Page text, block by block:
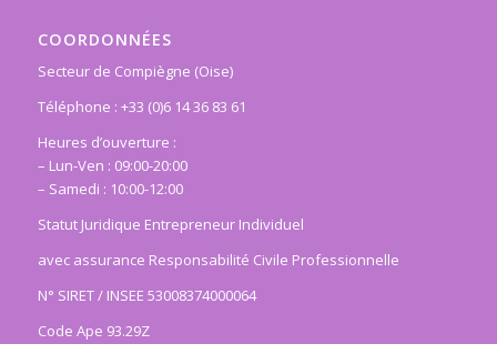
COORDONNÉES
Secteur de Compiègne (Oise)
Téléphone : +33 (0)6 14 36 83 61
Heures d’ouverture :
– Lun-Ven : 09:00-20:00
– Samedi : 10:00-12:00
Statut Juridique Entrepreneur Individuel
avec assurance Responsabilité Civile Professionnelle
N° SIRET / INSEE 53008374000064
Code Ape 93.29Z